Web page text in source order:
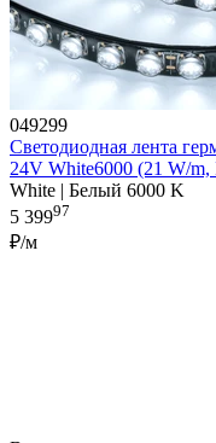
049299
Светодиодная лента
24V White6000 (21 W/
White | Белый 6000 K
5 39997
₽/м